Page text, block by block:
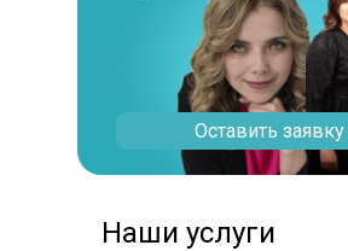
Оставить заявку
Наши услуги